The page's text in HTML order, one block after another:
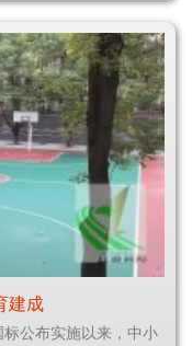
建成
标公布实施以来，中小